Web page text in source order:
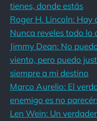
tienes, donde estás
Roger H. Lincoln: Hay
Nunca reveles todo lo
Jimmy Dean: No
viento, pero puedo
siempre a mi destino
Marco Aurelio: El
enemigo es no
Len Wein: Un